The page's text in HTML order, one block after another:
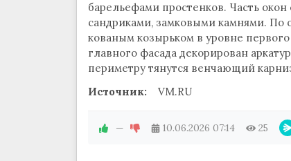
барельефами простенков. Часть
сандриками, замковыми камнями. По
кованым козырьком в уровне
главного фасада декорирован
периметру тянутся венчающий
Источник:
VM.RU
— 10.06.2026 07:14 25